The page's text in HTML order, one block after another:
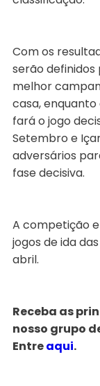
Com os
serão definidos
melhor
casa,
fará o jogo
Setembro e
adversários
fase decisiva.
A competição
jogos de ida
abril.
Receba as
nosso grupo
Entreaqui.